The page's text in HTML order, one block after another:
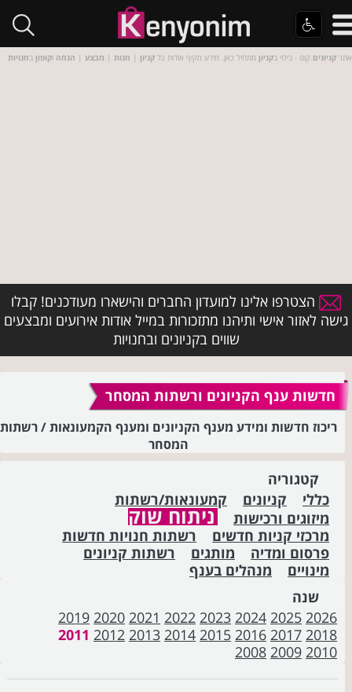
אתר קניונים.קום - בילוי בקניון מתחיל כאן. מידע מקיף אודות כל קניון | חנות | מבצע | הנחה וקופון בחנויות
הצטרפו אלינו למועדון החברים והישארו מעודכנים! קבלו
גישה לאזור אישי ותיהנו מתזכורות במייל אודות אירועים ומבצעים
שווים בקניונים ובחנויות
חדשות ענף הקניונים ורשתות המסחר
ריכוז חדשות ומידע מענף הקניונים ומענף הקמעונאות / רשתות
המסחר
קטגוריה
כללי
קניונים
קמעונאות/רשתות
מיזוגים ורכישות
ניתוח שוק
מרכזי קניות חדשים
רשתות חנויות חדשות
פרסום ומדיה
מותגים
רשתות קניונים
מינויים
מנהלים בענף
שנה
2026
2025
2024
2023
2022
2021
2020
2019
2018
2017
2016
2015
2014
2013
2012
2011
2010
2009
2008